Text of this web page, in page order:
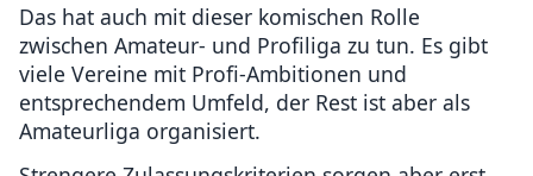
Das hat auch mit dieser komischen Rolle
zwischen Amateur- und Profiliga zu tun. Es gibt
viele Vereine mit Profi-Ambitionen und
entsprechendem Umfeld, der Rest ist aber als
Amateurliga organisiert.